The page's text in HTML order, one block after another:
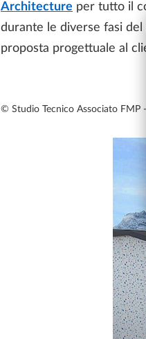
Architecture per tutto il
durante le diverse fasi
proposta progettuale al
© Studio Tecnico Associato FMP